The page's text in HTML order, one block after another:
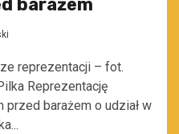
barażem
reprezentacji – fot.
Reprezentację
barażem o udział w